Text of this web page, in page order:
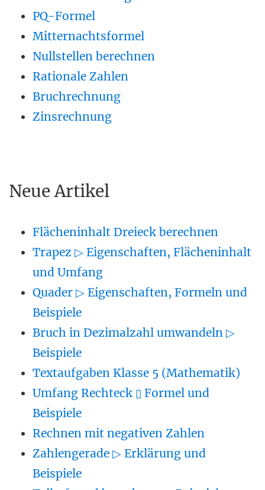
PQ-Formel
Mitternachtsformel
Nullstellen berechnen
Rationale Zahlen
Bruchrechnung
Zinsrechnung
Neue Artikel
Flächeninhalt Dreieck berechnen
Trapez ▷ Eigenschaften, Flächeninhalt
und Umfang
Quader ▷ Eigenschaften, Formeln und
Beispiele
Bruch in Dezimalzahl umwandeln ▷
Beispiele
Textaufgaben Klasse 5 (Mathematik)
Umfang Rechteck ▯ Formel und
Beispiele
Rechnen mit negativen Zahlen
Zahlengerade ▷ Erklärung und
Beispiele